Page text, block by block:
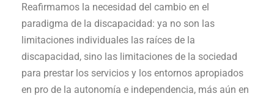
Reafirmamos la necesidad del cambio en el
paradigma de la discapacidad: ya no son las
limitaciones individuales las raíces de la
discapacidad, sino las limitaciones de la sociedad
para prestar los servicios y los entornos apropiados
en pro de la autonomía e independencia, más aún en